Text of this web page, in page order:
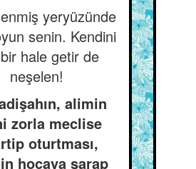
yeryüzünde
senin. Kendini
hale getir de
neşelen!
alimin
zorla meclise
oturtması,
hocaya şarap